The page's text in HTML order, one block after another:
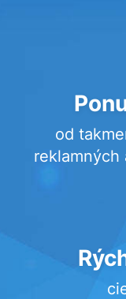
od
reklamných